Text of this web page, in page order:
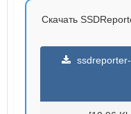
Скачать